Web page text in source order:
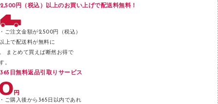
ブックエンド／ブックスタンド
パンチ
はさみ
2,500円（税込）以上のお買い上げで配送料無料！
ご注文金額が2,500円（税込）
上で配送料が無料に
まとめて買えば断然お得で
。
365日無料返品引取りサービス
ご購入後から365日以内であれ